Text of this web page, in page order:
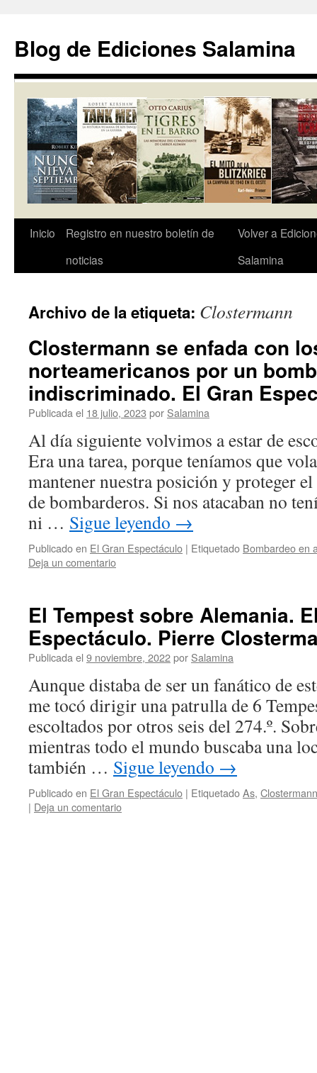
contenido
Blog de Ediciones Salamina
Inicio
Registro en nuestro boletín de
noticias
Volver a
Salamina
Archivo de la etiqueta: Clostermann
Clostermann se enfada con
norteamericanos por un
indiscriminado. El Gran
Publicada el 18 julio, 2023 por Salamina
Al día siguiente volvimos a estar de
Era una tarea, porque teníamos que
mantener nuestra posición y proteger
de bombarderos. Si nos atacaban no
ni … Sigue leyendo →
Publicado en El Gran Espectáculo | Etiquetado Bombardeo en
Deja un comentario
El Tempest sobre Alemania.
Espectáculo. Pierre
Publicada el 9 noviembre, 2022por Salamina
Aunque distaba de ser un fanático de
me tocó dirigir una patrulla de 6
escoltados por otros seis del 274.º.
mientras todo el mundo buscaba una
también … Sigue leyendo →
Publicado en El Gran Espectáculo | EtiquetadoAs, Clostermann
| Deja un comentario